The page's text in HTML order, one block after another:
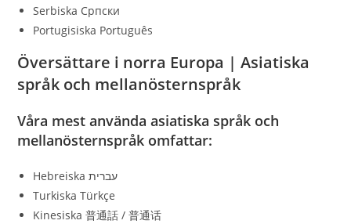
Serbiska Српски
Portugisiska Português
Översättare i norra Europa | Asiatiska
språk och mellanösternspråk
Våra mest använda asiatiska språk och
mellanösternspråk omfattar:
Turkiska Türkçe
Kinesiska 普通話 / 普通话